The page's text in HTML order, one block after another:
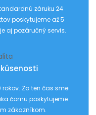
záruku 24
poskytujeme až 5
aj pozáručný servis.
Za ten čas sme
čomu poskytujeme
zákazníkom.